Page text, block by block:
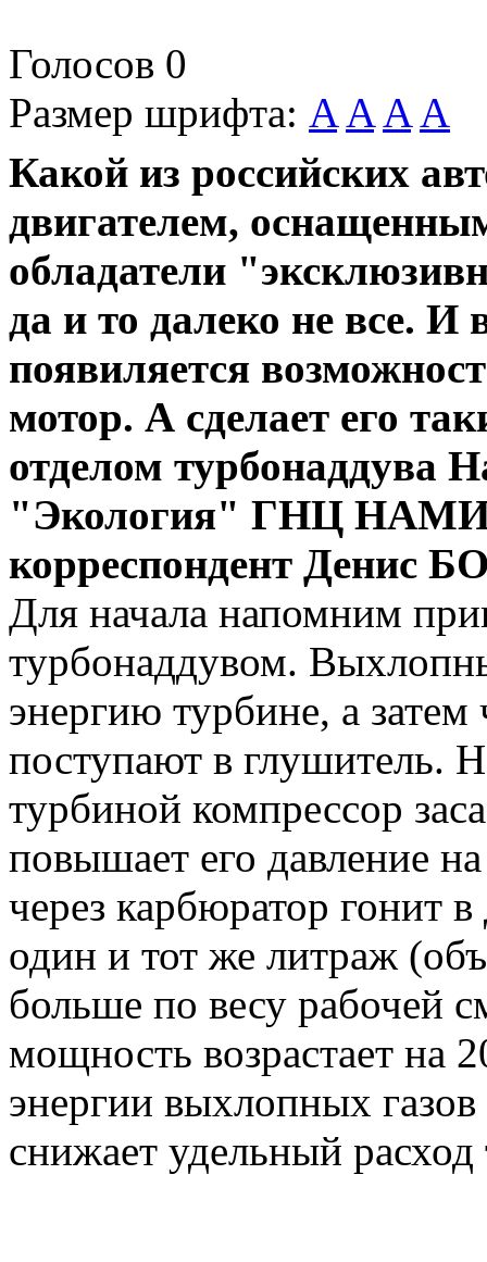
Голосов 0
Размер шрифта: A A A A
Какой из российских
двигателем,
обладатели
да и то далеко не все. И
появиляется
мотор. А сделает его
отделом турбонаддува
"Экология" ГНЦ НАМИ.
корреспондент
Для начала напомним
турбонаддувом.
энергию турбине, а
поступают в глушитель.
турбиной компрессор
повышает его давление
через карбюратор гонит
один и тот же литраж
больше по весу рабочей
мощность возрастает на
энергии выхлопных
снижает удельный